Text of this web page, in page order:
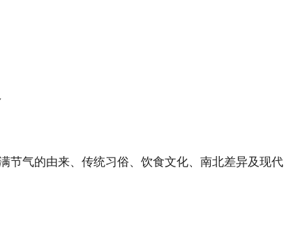
节气的由来、传统习俗、饮食文化、南北差异及现代